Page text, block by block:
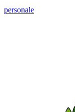
personale